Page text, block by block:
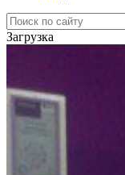
Загрузка